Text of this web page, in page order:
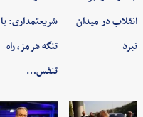
انقلاب در میدان
نبرد
شریعتمداری: با
تنگه هرمز، راه
تنفس…